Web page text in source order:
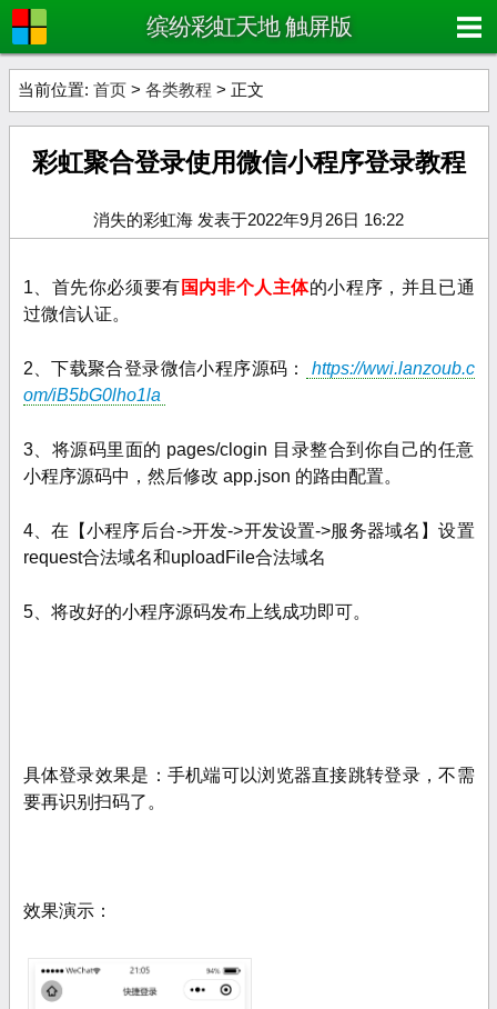
缤纷彩虹天地 触屏版
当前位置: 首页 > 各类教程 > 正文
彩虹聚合登录使用微信小程序登录教程
消失的彩虹海 发表于2022年9月26日 16:22
1、首先你必须要有 国内非个人主体的小程序，并且已通
过微信认证。
2、下载聚合登录微信小程序源码：
https://wwi.lanzoub.c
om/iB5bG0lho1la
3、将源码里面的 pages/clogin 目录整合到你自己的任意
小程序源码中，然后修改 app.json 的路由配置。
4、 在【小程序后台->开发->开发设置->服务器域名】设置
request合法域名和uploadFile合法域名
5、将改好的小程序源码发布上线成功即可。
具体登录效果是： 手机端可以浏览器直接跳转登录，不需
要再识别扫码了。
效果演示：